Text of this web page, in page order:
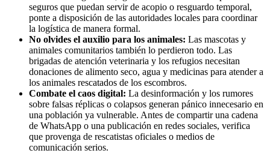
seguros que puedan servir de acopio o resguardo temporal,
ponte a disposición de las autoridades locales para coordinar
la logística de manera formal.
No olvides el auxilio para los animales: Las mascotas y
animales comunitarios también lo perdieron todo. Las
brigadas de atención veterinaria y los refugios necesitan
donaciones de alimento seco, agua y medicinas para atender a
los animales rescatados de los escombros.
Combate el caos digital: La desinformación y los rumores
sobre falsas réplicas o colapsos generan pánico innecesario en
una población ya vulnerable. Antes de compartir una cadena
de WhatsApp o una publicación en redes sociales, verifica
que provenga de rescatistas oficiales o medios de
comunicación serios.